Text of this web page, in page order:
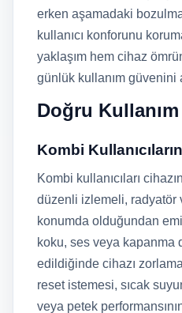
erken aşamadaki
kullanıcı konforunu
yaklaşım hem cihaz
günlük kullanım güvenini
Doğru
Kombi
Kombi kullanıcıları
düzenli izlemeli, radyatör
konumda olduğundan
koku, ses veya kapanma
edildiğinde cihazı
reset istemesi, sıcak
veya petek